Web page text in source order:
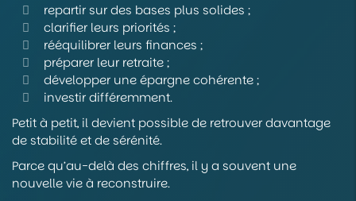
repartir sur des bases plus solides ;
clarifier leurs priorités ;
rééquilibrer leurs finances ;
préparer leur retraite ;
développer une épargne cohérente ;
investir différemment.
Petit à petit, il devient possible de retrouver davantage
de stabilité et de sérénité.
Parce qu’au-delà des chiffres, il y a souvent une
nouvelle vie à reconstruire.